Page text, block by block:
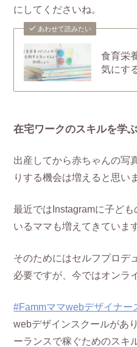
にしてくださいね。
あわせて読みたい
食育栄
気にす
在宅ワークのスキルを学ぶ
出産してから赤ちゃんの写
りする機会は増えると思い
最近ではInstagramに子ど
いるママも増えてきていま
そのためにはセルフプロデ
必要ですが、今ではオンラ
#Fammママwebデザイナー
webデザインスクールがあ
ーランスで稼ぐためのスキ